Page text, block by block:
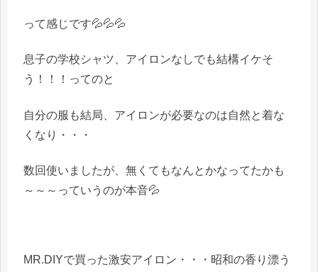
って感じです💦💦💦
息子の学校シャツ、アイロンなしでも結構イケそ
う！！！ってのと
自分の服も結局、アイロンが必要なのは自然と着な
くなり・・・
数回使いましたが、無くてもなんとかなってたかも
～～～っていうのが本音💦
MR.DIYで買った激安アイロン・・・昭和の香り漂う